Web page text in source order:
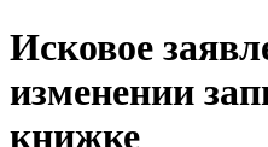
Исковое
изменении
книжке